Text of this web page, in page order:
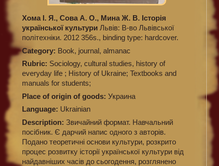
Хома І. Я., Сова А. О., Мина Ж. В. Історія
української культури Львів: В-во Львівської
політехніки. 2012 356s., binding type: hardcover.
Category: Book, journal, almanac
Rubric: Sociology, cultural studies, history of
everyday life ; History of Ukraine; Textbooks and
manuals for students;
Place of origin of goods: Украина
Language: Ukrainian
Description: Звичайний формат. Навчальний
посібник. Є дарчий напис одного з авторів.
Подано теоретичні основи культури, розкрито
процес розвитку історії української культури від
найдавніших часів до сьогодення, розглянено